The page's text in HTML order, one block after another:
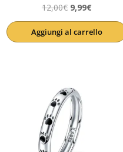
12,00€ Il
prezzo
originale
9,99€Il
prezzo
attuale
Aggiungi al carrello